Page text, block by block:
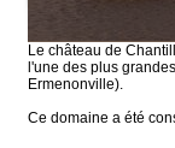
Le château de
l'une des plus
Ermenonville).
Ce domaine a été